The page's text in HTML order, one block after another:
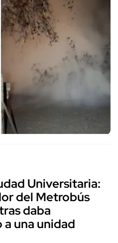
Universitaria:
del Metrobús
daba
una unidad